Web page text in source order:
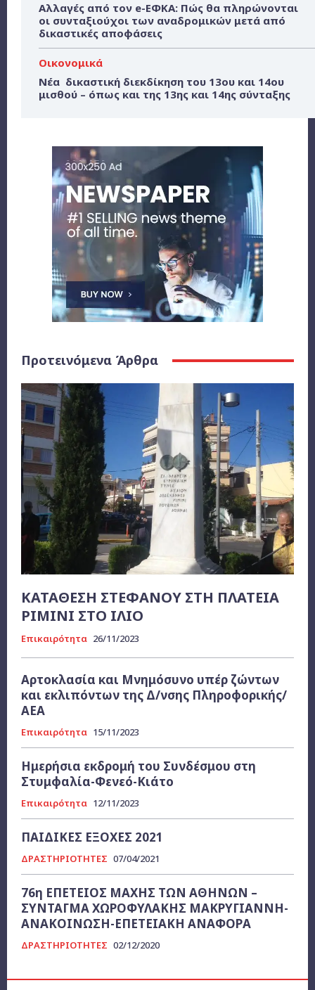
Αλλαγές από τον e-ΕΦΚΑ: Πώς θα πληρώνονται
οι συνταξιούχοι των αναδρομικών μετά από
δικαστικές αποφάσεις
Οικονομικά
Νέα δικαστική διεκδίκηση του 13ου και 14ου
μισθού – όπως και της 13ης και 14ης σύνταξης
Προτεινόμενα Άρθρα
ΚΑΤΑΘΕΣΗ ΣΤΕΦΑΝΟΥ ΣΤΗ ΠΛΑΤΕΙΑ
ΡΙΜΙΝΙ ΣΤΟ ΙΛΙΟ
Επικαιρότητα 26/11/2023
Αρτοκλασία και Μνημόσυνο υπέρ ζώντων
και εκλιπόντων της Δ/νσης Πληροφορικής/
ΑΕΑ
Επικαιρότητα 15/11/2023
Ημερήσια εκδρομή του Συνδέσμου στη
Στυμφαλία-Φενεό-Κιάτο
Επικαιρότητα 12/11/2023
ΠΑΙΔΙΚΕΣ ΕΞΟΧΕΣ 2021
ΔΡΑΣΤΗΡΙΟΤΗΤΕΣ 07/04/2021
76η ΕΠΕΤΕΙΟΣ ΜΑΧΗΣ ΤΩΝ ΑΘΗΝΩΝ –
ΣΥΝΤΑΓΜΑ ΧΩΡΟΦΥΛΑΚΗΣ ΜΑΚΡΥΓΙΑΝΝΗ-
ΑΝΑΚΟΙΝΩΣΗ-ΕΠΕΤΕΙΑΚΗ ΑΝΑΦΟΡΑ
ΔΡΑΣΤΗΡΙΟΤΗΤΕΣ 02/12/2020